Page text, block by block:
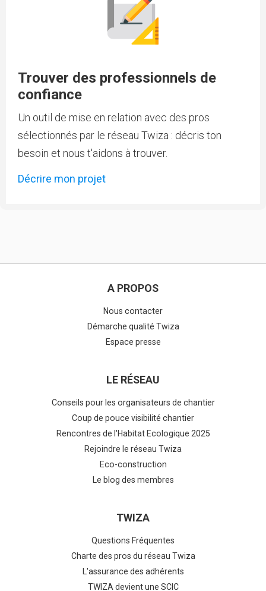
Trouver des professionnels de
confiance
Un outil de mise en relation avec des pros
sélectionnés par le réseau Twiza : décris ton
besoin et nous t'aidons à trouver.
Décrire mon projet
A PROPOS
Nous contacter
Démarche qualité Twiza
Espace presse
LE RÉSEAU
Conseils pour les organisateurs de chantier
Coup de pouce visibilité chantier
Rencontres de l'Habitat Ecologique 2025
Rejoindre le réseau Twiza
Eco-construction
Le blog des membres
TWIZA
Questions Fréquentes
Charte des pros du réseau Twiza
L'assurance des adhérents
TWIZA devient une SCIC